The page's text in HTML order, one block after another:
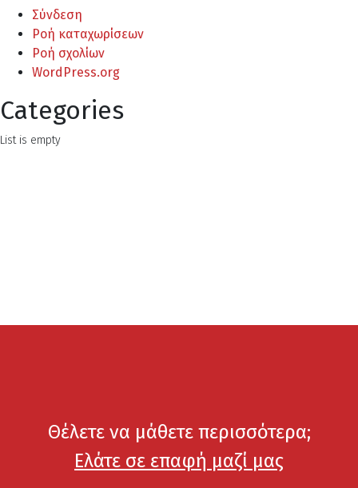
Σύνδεση
Ροή καταχωρίσεων
Ροή σχολίων
WordPress.org
Categories
List is empty
Θέλετε να μάθετε περισσότερα;
Ελάτε σε επαφή μαζί μας